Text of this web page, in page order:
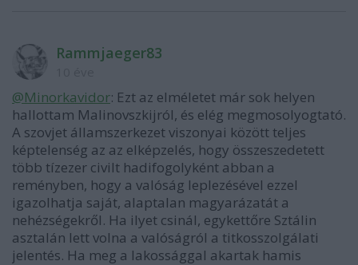
Rammjaeger83
@Minorkavidor: Ezt az elméletet már sok helyen
hallottam Malinovszkijról, és elég megmosolyogtató.
A szovjet államszerkezet viszonyai között teljes
képtelenség az az elképzelés, hogy összeszedetett
több tízezer civilt hadifogolyként abban a
reményben, hogy a valóság leplezésével ezzel
igazolhatja saját, alaptalan magyarázatát a
nehézségekről. Ha ilyet csinál, egykettőre Sztálin
asztalán lett volna a valóságról a titkosszolgálati
jelentés. Ha meg a lakossággal akartak hamis